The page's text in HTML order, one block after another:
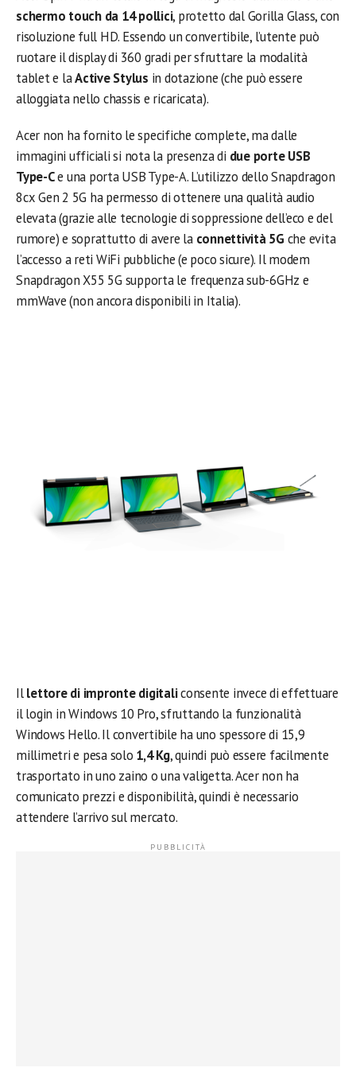
schermo touch da 14 pollici, protetto dal Gorilla Glass, con
risoluzione full HD. Essendo un convertibile, l’utente può
ruotare il display di 360 gradi per sfruttare la modalità
tablet e laActive Stylus in dotazione (che può essere
alloggiata nello chassis e ricaricata).
Acer non ha fornito le specifiche complete, ma dalle
immagini ufficiali si nota la presenza di due porte USB
Type-Ce una porta USB Type-A. L’utilizzo dello Snapdragon
8cx Gen 2 5G ha permesso di ottenere una qualità audio
elevata (grazie alle tecnologie di soppressione dell’eco e del
rumore) e soprattutto di avere la connettività 5G che evita
l’accesso a reti WiFi pubbliche (e poco sicure). Il modem
Snapdragon X55 5G supporta le frequenza sub-6GHz e
mmWave (non ancora disponibili in Italia).
Illettore di impronte digitaliconsente invece di effettuare
il login in Windows 10 Pro, sfruttando la funzionalità
Windows Hello. Il convertibile ha uno spessore di 15,9
millimetri e pesa solo 1,4 Kg, quindi può essere facilmente
trasportato in uno zaino o una valigetta. Acer non ha
comunicato prezzi e disponibilità, quindi è necessario
attendere l’arrivo sul mercato.